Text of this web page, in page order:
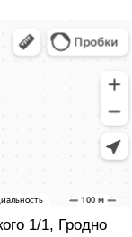
1/1, Гродно